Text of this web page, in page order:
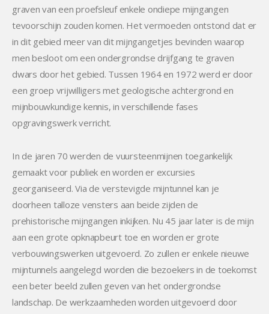
graven van een proefsleuf enkele ondiepe mijngangen
tevoorschijn zouden komen. Het vermoeden ontstond dat er
in dit gebied meer van dit mijngangetjes bevinden waarop
men besloot om een ondergrondse drijfgang te graven
dwars door het gebied. Tussen 1964 en 1972 werd er door
een groep vrijwilligers met geologische achtergrond en
mijnbouwkundige kennis, in verschillende fases
opgravingswerk verricht.
In de jaren 70 werden de vuursteenmijnen toegankelijk
gemaakt voor publiek en worden er excursies
georganiseerd. Via de verstevigde mijntunnel kan je
doorheen talloze vensters aan beide zijden de
prehistorische mijngangen inkijken. Nu 45 jaar later is de mijn
aan een grote opknapbeurt toe en worden er grote
verbouwingswerken uitgevoerd. Zo zullen er enkele nieuwe
mijntunnels aangelegd worden die bezoekers in de toekomst
een beter beeld zullen geven van het ondergrondse
landschap. De werkzaamheden worden uitgevoerd door